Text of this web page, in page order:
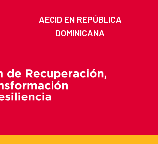
AECID EN REPÚBLICA
DOMINICANA